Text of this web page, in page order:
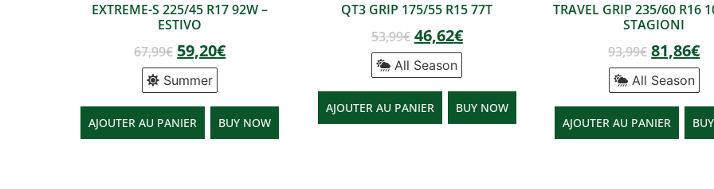
EXTREME-S 225/45 R17 92W –
ESTIVO
67,99€ 59,20€
Summer
AJOUTER AU PANIER BUY NOW
QT3 GRIP 175/55 R15 77T
53,99€ 46,62€
All Season
AJOUTER AU PANIER BUY NOW
TRAVEL GRIP 235/60 R16
STAGIONI
93,99€ 81,86€
All Season
AJOUTER AU PANIER